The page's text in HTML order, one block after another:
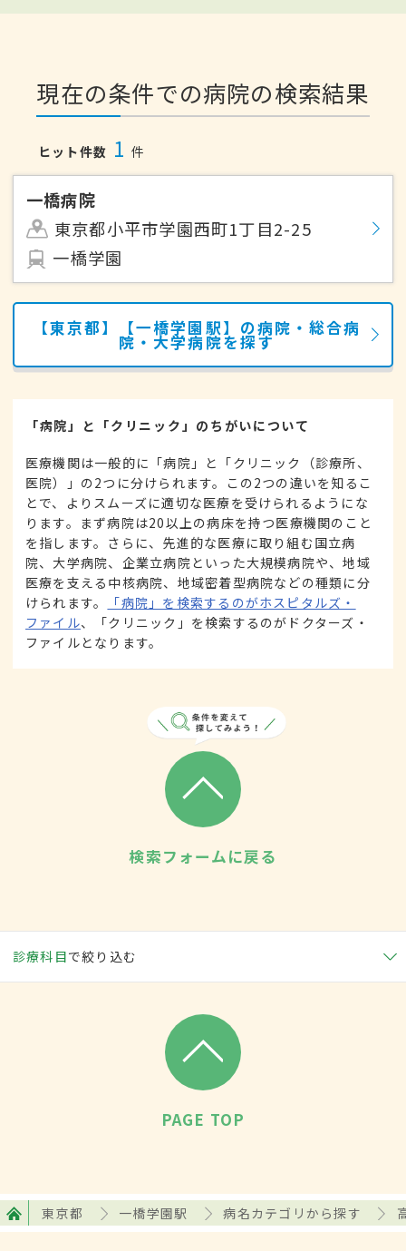
現在の条件での病院の検索結果
ヒット件数 1 件
一橋病院
東京都小平市学園西町1丁目2-25
一橋学園
【東京都】【一橋学園駅】の病院・総合病
院・大学病院を探す
「病院」と「クリニック」のちがいについて
医療機関は一般的に「病院」と「クリニック（診療所、
医院）」の2つに分けられます。この2つの違いを知るこ
とで、よりスムーズに適切な医療を受けられるようにな
ります。まず病院は20以上の病床を持つ医療機関のこと
を指します。さらに、先進的な医療に取り組む国立病
院、大学病院、企業立病院といった大規模病院や、地域
医療を支える中核病院、地域密着型病院などの種類に分
けられます。
「病院」を検索するのがホスピタルズ・
ファイル、「クリニック」を検索するのがドクターズ・
ファイルとなります。
検索フォームに戻る
診療科目で絞り込む
PAGE TOP
東京都 一橋学園駅 病名カテゴリから探す